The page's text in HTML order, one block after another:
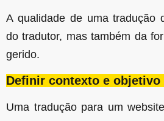
A qualidade de uma tradução
do tradutor, mas também da
gerido.
Definir contexto e objetivo
Uma tradução para um